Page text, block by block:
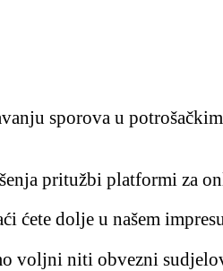
sporova u
pritužbi platformi za
ćete dolje u našem
voljni niti obvezni